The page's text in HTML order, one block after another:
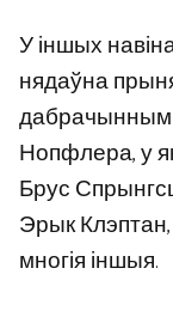
У іншых
нядаўна
дабрачынным
Нопфлера, у
Брус
Эрык Клэптан,
многія іншыя.